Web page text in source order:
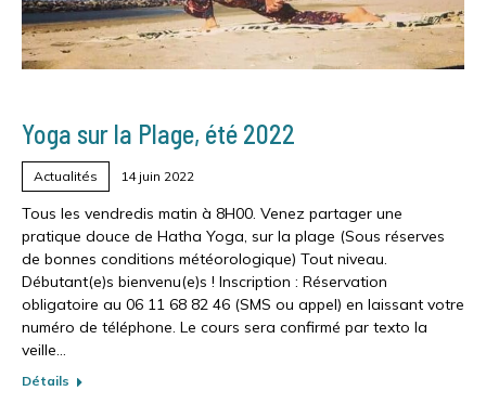
Yoga sur la Plage, été 2022
Actualités 14 juin 2022
Tous les vendredis matin à 8H00. Venez partager une
pratique douce de Hatha Yoga, sur la plage (Sous réserves
de bonnes conditions météorologique) Tout niveau.
Débutant(e)s bienvenu(e)s ! Inscription : Réservation
obligatoire au 06 11 68 82 46 (SMS ou appel) en laissant votre
numéro de téléphone. Le cours sera confirmé par texto la
veille…
Détails